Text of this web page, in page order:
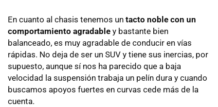
En cuanto al chasis tenemos un tacto noble con un
comportamiento agradable y bastante bien
balanceado, es muy agradable de conducir en vías
rápidas. No deja de ser un SUV y tiene sus inercias, por
supuesto, aunque sí nos ha parecido que a baja
velocidad la suspensión trabaja un pelín dura y cuando
buscamos apoyos fuertes en curvas cede más de la
cuenta.